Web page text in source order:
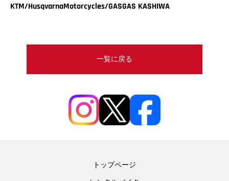
KTM/HusqvarnaMotorcycles/GASGAS KASHIWA
一覧に戻る
トップページ